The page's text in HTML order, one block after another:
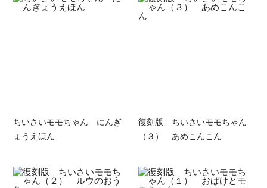
ちいさいモモちゃん にんぎ
ょうえほん
復刻版 ちいさいモモちゃん
（３） あめこんこん